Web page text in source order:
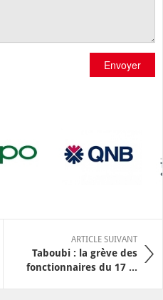
Envoyer
ARTICLE SUIVANT
Taboubi : la grève des
fonctionnaires du 17 ...